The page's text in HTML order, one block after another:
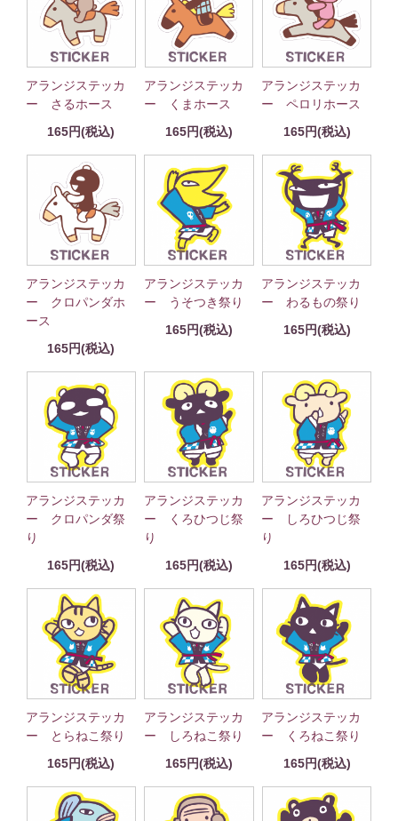
アランジステッカ
ー さるホース
165円(税込)
アランジステッカ
ー くまホース
165円(税込)
アランジステッカ
ー ペロリホース
165円(税込)
アランジステッカ
ー クロパンダホ
ース
165円(税込)
アランジステッカ
ー うそつき祭り
165円(税込)
アランジステッカ
ー わるもの祭り
165円(税込)
アランジステッカ
ー クロパンダ祭
り
165円(税込)
アランジステッカ
ー くろひつじ祭
り
165円(税込)
アランジステッカ
ー しろひつじ祭
り
165円(税込)
アランジステッカ
ー とらねこ祭り
165円(税込)
アランジステッカ
ー しろねこ祭り
165円(税込)
アランジステッカ
ー くろねこ祭り
165円(税込)